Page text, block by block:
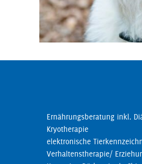
Ernährungsberatung inkl.
Kryotherapie
elektronische
Verhaltenstherapie/